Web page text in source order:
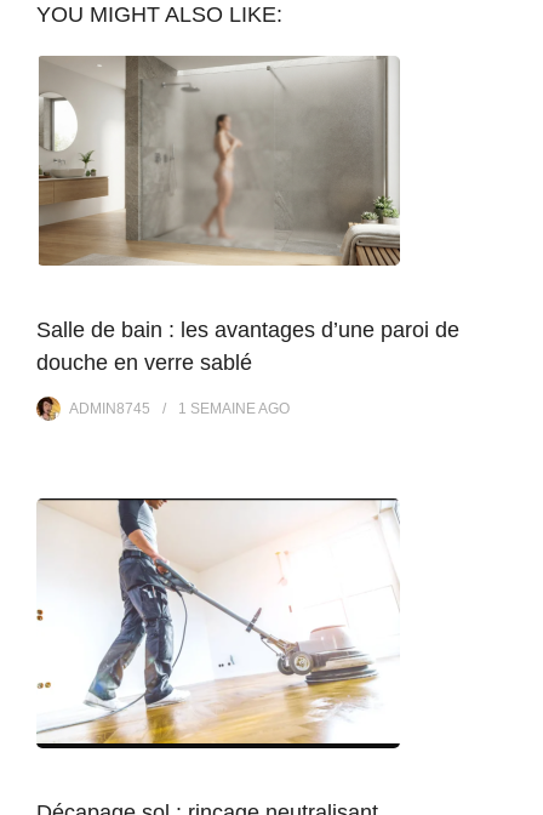
YOU MIGHT ALSO LIKE:
Salle de bain : les avantages d’une paroi de
douche en verre sablé
ADMIN8745 1 SEMAINE AGO